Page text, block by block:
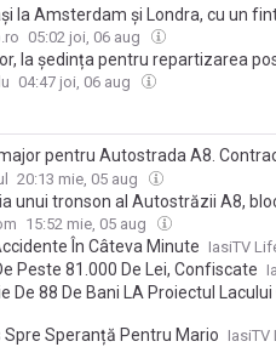
la Amsterdam și Londra, cu un
construiește Adfin între trei
05:02 joi, 06 aug
la ședința pentru repartizarea
este programul, e mai lejer, știi
04:47 joi, 06 aug
pentru Autostrada A8.
Moldova, suspendat de instanță
20:13 mie, 05 aug
unui tronson al Autostrăzii A8,
și Republica Moldova
15:52 mie, 05 aug
În Câteva Minute IasiTV
Peste 81.000 De Lei, Confiscate
De 88 De Bani LA Proiectul Lacului
Spre Speranță Pentru Mario IasiTV